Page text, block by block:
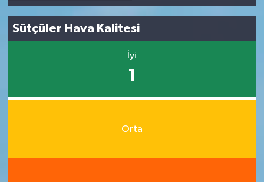
Sütçüler Hava Kalitesi
İyi
1
Orta